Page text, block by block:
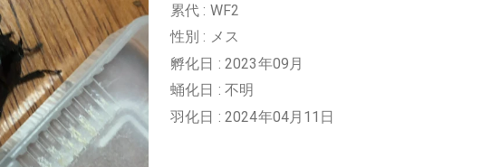
累代 : WF2
性別 : メス
孵化日 : 2023年09月
蛹化日 : 不明
羽化日 : 2024年04月11日